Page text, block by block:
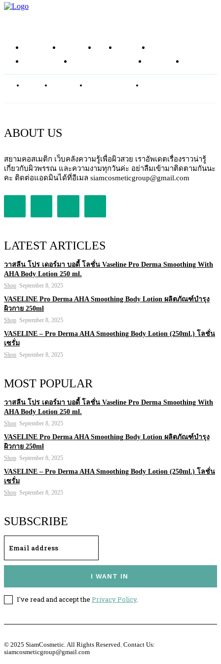
หน้าแรก ข่าวสาร รีวิว โซลูชัน
อาหารเสริม
ศัลยกรรมความงาม บทความ
ABOUT US
สยามคอสเมติก เว็บคลังความรู้เพื่อผิวสวย เราอัพเดตเรื่องราวน่ารู้
เกี่ยวกับผิวพรรณ และความงามทุกวันค่ะ อย่าลืมเข้ามาติดตามกันนะ
คะ ติดต่อแอดมินได้ที่อีเมล siamcosmeticgroup@gmail.com
LATEST ARTICLES
วาสลีน โปร เดอร์มา บอดี้ โลชั่น Vaseline Pro Derma Smoothing With
AHA Body Lotion 250 ml.
Shop September 8, 2025
VASELINE Pro Derma AHA Smoothing Body Lotion ผลิตภัณฑ์บำรุง
ผิวกาย 250ml
Shop September 8, 2025
VASELINE – Pro Derma AHA Smoothing Body Lotion (250ml.) โลชั่น
เซรั่ม
Shop September 8, 2025
MOST POPULAR
วาสลีน โปร เดอร์มา บอดี้ โลชั่น Vaseline Pro Derma Smoothing With
AHA Body Lotion 250 ml.
Shop September 8, 2025
VASELINE Pro Derma AHA Smoothing Body Lotion ผลิตภัณฑ์บำรุง
ผิวกาย 250ml
Shop September 8, 2025
VASELINE – Pro Derma AHA Smoothing Body Lotion (250ml.) โลชั่น
เซรั่ม
Shop September 8, 2025
SUBSCRIBE
I WANT IN
I've read and accept the Privacy Policy.
© 2025 SiamCosmetic. All Rights Reserved. Contact Us:
siamcosmeticgroup@gmail.com